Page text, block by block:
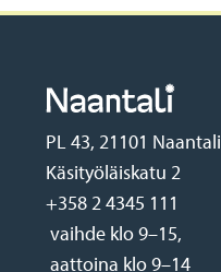
PL 43, 21101 Naantali
Käsityöläiskatu 2
+358 2 4345 111
vaihde klo 9–15,
aattoina klo 9–14